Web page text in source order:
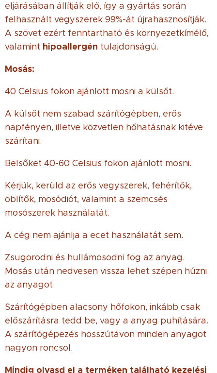
eljárásában állítják elő, így a gyártás során
felhasznált vegyszerek 99%-át újrahasznosítják.
A szövet ezért fenntartható és környezetkímélő,
valamint hipoallergén tulajdonságú.
Mosás:
40 Celsius fokon ajánlott mosni a külsőt.
A külsőt nem szabad szárítógépben, erős
napfényen, illetve közvetlen hőhatásnak kitéve
szárítani.
Belsőket 40-60 Celsius fokon ajánlott mosni.
Kérjük, kerüld az erős vegyszerek, fehérítők,
öblítők, mosódiót, valamint a szemcsés
mosószerek használatát.
A cég nem ajánlja a ecet használatát sem.
Zsugorodni és hullámosodni fog az anyag.
Mosás után nedvesen vissza lehet szépen húzni
az anyagot.
Szárítógépben alacsony hőfokon, inkább csak
előszárításra tedd be, vagy a anyag puhítására.
A szárítógépezés hosszútávon minden anyagot
nagyon roncsol.
Mindig olvasd el a terméken található kezelési